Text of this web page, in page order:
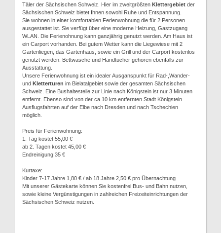
Täler der Sächsischen Schweiz. Hier im zweitgrößten Klettergebiet der
Sächsischen Schweiz bietet Ihnen sowohl Ruhe und Entspannung.
Sie wohnen in einer komfortablen Ferienwohnung die für 2 Personen
ausgestattet ist. Sie verfügt über eine moderne Heizung, Gastzugang
WLAN. Die Ferienohnung kann ganzjährig genutzt werden. Am Haus ist
ein Carport vorhanden. Bei gutem Wetter kann die Liegewiese mit 2
Gartenliegen, das Gartenhaus, sowie ein Grill und der Carport kostenlos
genutzt werden. Bettwäsche und Handtücher gehören ebenfalls zur
Ausstattung.
Unsere Ferienwohnung ist ein idealer Ausganspunkt für Rad-,Wander-
und Kletterturen im Bielatalgebiet sowie der gesamten Sächsischen
Schweiz. Eine Bushaltestelle zur Linie nach Königstein ist nur 3 Minuten
entfernt. Ebenso sind von der ca.10 km entfernten Stadt Königstein
Ausflugsfahrten auf der Elbe nach Dresden und nach Tschechien
möglich.
Preis für Ferienwohnung:
1. Tag kostet 55,00 €
ab 2. Tagen kostet 45,00 €
Endreinigung 35 €
Kurtaxe:
Kinder 7-17 Jahre 1,80 € / ab 18 Jahre 2,50 € pro Übernachtung
Mit unserer Gästekarte können Sie kostenfrei Bus- und Bahn nutzen,
sowie kleine Vergünstigungen in zahlreichen Freizeiteinrichtungen der
Sächsischen Schweiz nutzen.